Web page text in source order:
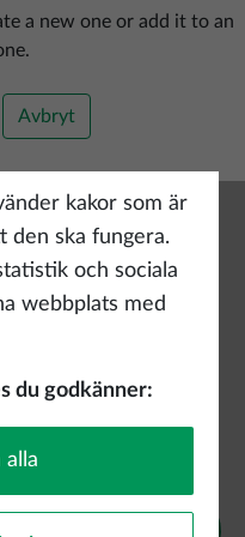
rutt
a new one or add it to an
Avbryt
kakor som är
den ska fungera.
och sociala
webbplats med
du godkänner:
alla